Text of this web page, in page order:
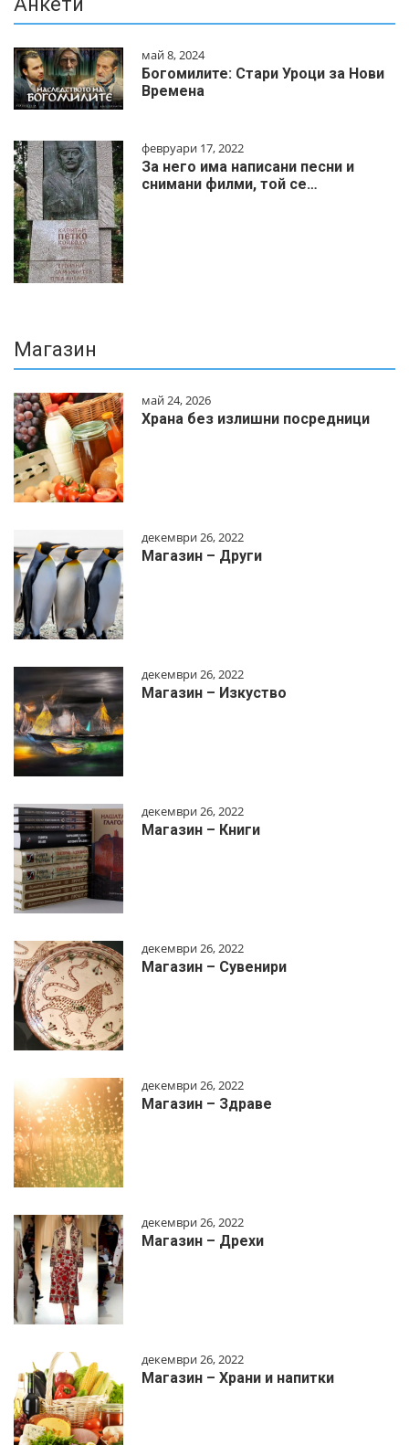
май 8, 2024
Богомилите: Стари Уроци за Нови
Времена
февруари 17, 2022
За него има написани песни и
снимани филми, той се…
Магазин
май 24, 2026
Храна без излишни посредници
декември 26, 2022
Магазин – Други
декември 26, 2022
Магазин – Изкуство
декември 26, 2022
Магазин – Книги
декември 26, 2022
Магазин – Сувенири
декември 26, 2022
Магазин – Здраве
декември 26, 2022
Магазин – Дрехи
декември 26, 2022
Магазин – Храни и напитки